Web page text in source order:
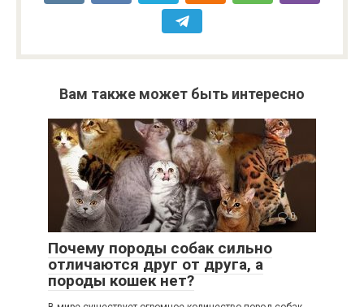
Вам также может быть интересно
0
Почему породы собак сильно
отличаются друг от друга, а
породы кошек нет?